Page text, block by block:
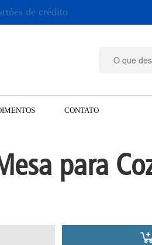
de crédito
CONTATO
para